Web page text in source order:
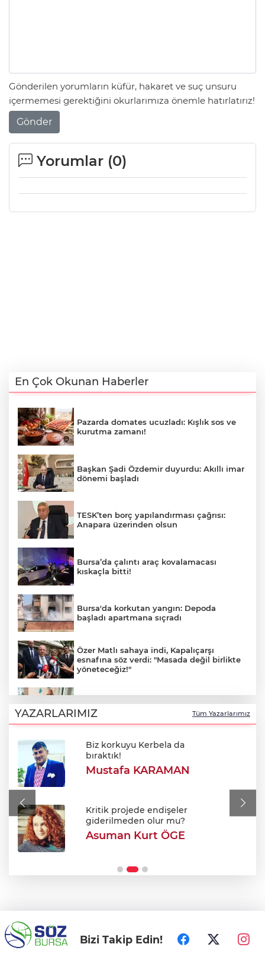
Gönderilen yorumların küfür, hakaret ve suç unsuru
içermemesi gerektiğini okurlarımıza önemle hatırlatırız!
Gönder
Yorumlar (0)
En Çok Okunan Haberler
Pazarda domates ucuzladı: Kışlık sos ve
kurutma zamanı!
Başkan Şadi Özdemir duyurdu: Akıllı imar
dönemi başladı
TESK’ten borç yapılandırması çağrısı:
Anapara üzerinden olsun
Bursa’da çalıntı araç kovalamacası
kıskaçla bitti!
Bursa'da korkutan yangın: Depoda
başladı apartmana sıçradı
Özer Matlı sahaya indi, Kapalıçarşı
esnafına söz verdi: "Masada değil birlikte
yöneteceğiz!"
cenaze programı netleşti
Sınırda 500 Bin Euroluk Kaçakçılık
Operasyonu!
Orhangazi MTAL'de yıkım başladı: Yerine
YAZARLARIMIZ Tüm Yazarlarımız
Biz korkuyu Kerbela da
bıraktık!
Mustafa KARAMAN
Kritik projede endişeler
giderilmeden olur mu?
Asuman Kurt ÖGE
Bizi Takip Edin!